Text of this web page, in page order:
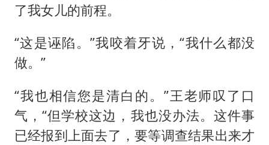
了我女儿的前程。
“这是诬陷。”我咬着牙说，“我什么都没
做。”
“我也相信您是清白的。”王老师叹了口
气，“但学校这边，我也没办法。这件事
已经报到上面去了，要等调查结果出来才